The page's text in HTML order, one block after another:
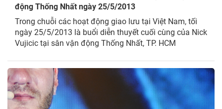
động Thống Nhất ngày 25/5/2013
Trong chuỗi các hoạt động giao lưu tại Việt Nam, tối
ngày 25/5/2013 là buổi diễn thuyết cuối cùng của Nick
Vujicic tại sân vận động Thống Nhất, TP. HCM